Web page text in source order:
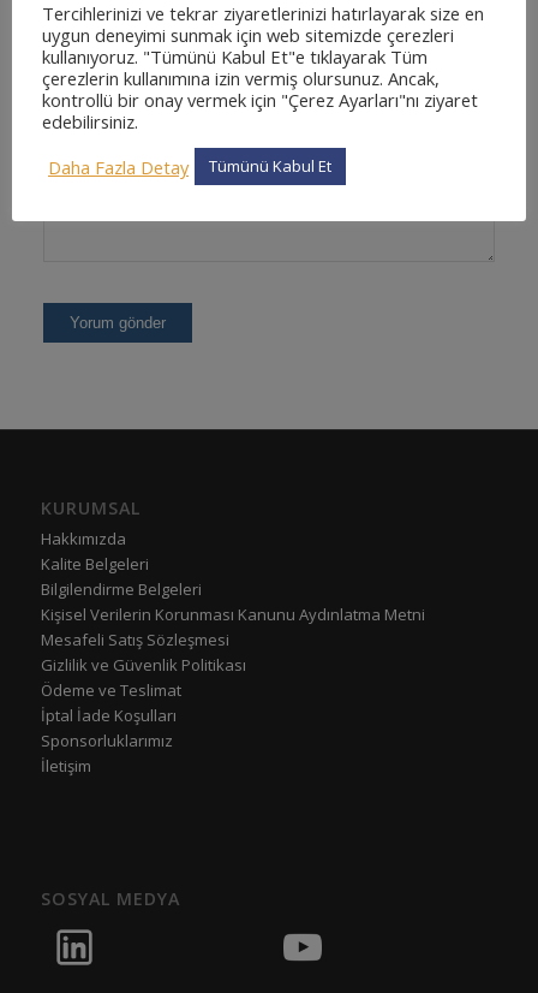
KURUMSAL
Hakkımızda
Kalite Belgeleri
Bilgilendirme Belgeleri
Kişisel Verilerin Korunması Kanunu Aydınlatma Metni
Mesafeli Satış Sözleşmesi
Gizlilik ve Güvenlik Politikası
Ödeme ve Teslimat
İptal İade Koşulları
Sponsorluklarımız
İletişim
SOSYAL MEDYA
Tercihlerinizi ve tekrar ziyaretlerinizi hatırlayarak size en
uygun deneyimi sunmak için web sitemizde çerezleri
kullanıyoruz. "Tümünü Kabul Et"e tıklayarak Tüm
çerezlerin kullanımına izin vermiş olursunuz. Ancak,
kontrollü bir onay vermek için "Çerez Ayarları"nı ziyaret
edebilirsiniz.
Daha Fazla Detay
Tümünü Kabul Et